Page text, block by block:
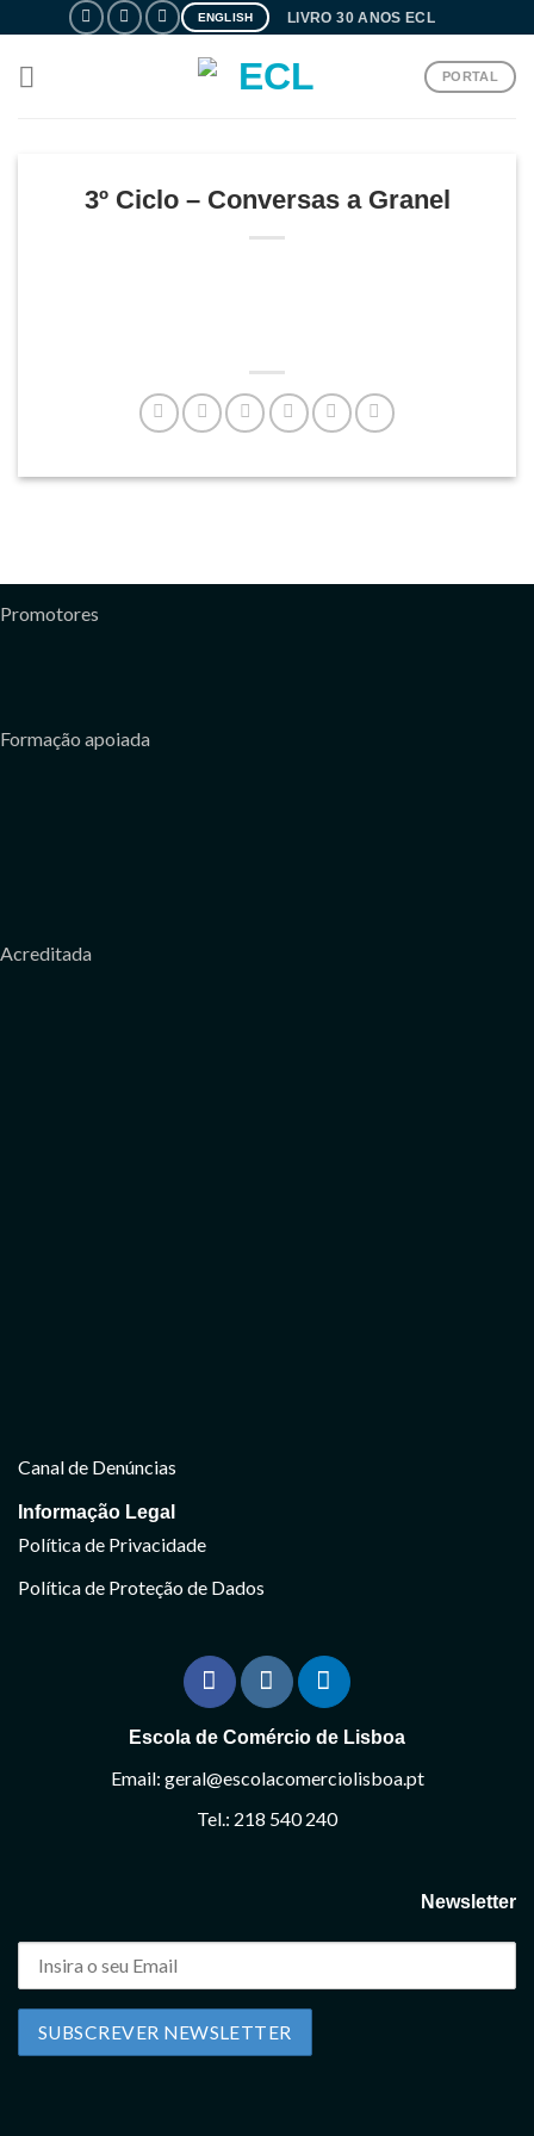
content
ENGLISH LIVRO 30 ANOS ECL
PORTAL
3º Ciclo – Conversas a Granel
Promotores
Formação apoiada
Acreditada
Canal de Denúncias
Informação Legal
Política de Privacidade
Política de Proteção de Dados
Escola de Comércio de Lisboa
Email: geral@escolacomerciolisboa.pt
Tel.: 218 540 240
Newsletter